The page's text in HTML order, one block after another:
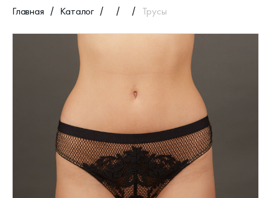
Главная Каталог Трусы